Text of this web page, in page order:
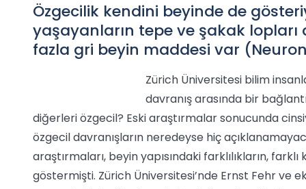
Özgecilik kendini beyinde de
yaşayanların tepe ve şakak
fazla gri beyin maddesi var
Zürich Üniversitesi bilim
davranış arasında bir
diğerleri özgecil? Eski araştırmalar sonucunda
özgecil davranışların neredeyse hiç
araştırmaları, beyin yapısındaki farklılıkların,
göstermişti. Zürich Üniversitesi’nde Ernst Fehr ve